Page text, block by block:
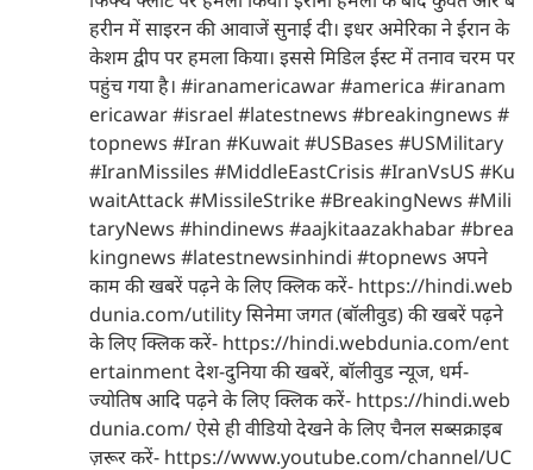
हरीन में साइरन की आवाजें सुनाई दी। इधर अमेरिका ने ईरान के
केशम द्वीप पर हमला किया। इससे मिडिल ईस्ट में तनाव चरम पर
पहुंच गया है। #iranamericawar #america #iranam
ericawar #israel #latestnews #breakingnews #
topnews #Iran #Kuwait #USBases #USMilitary
#IranMissiles #MiddleEastCrisis #IranVsUS #Ku
waitAttack #MissileStrike #BreakingNews #Mili
taryNews #hindinews #aajkitaazakhabar #brea
kingnews #latestnewsinhindi #topnews अपने
काम की खबरें पढ़ने के लिए क्लिक करें- https://hindi.web
dunia.com/utility सिनेमा जगत (बॉलीवुड) की खबरें पढ़ने
के लिए क्लिक करें- https://hindi.webdunia.com/ent
ertainment देश-दुनिया की खबरें, बॉलीवुड न्यूज, धर्म-
ज्योतिष आदि पढ़ने के लिए क्लिक करें- https://hindi.web
dunia.com/ ऐसे ही वीडियो देखने के लिए चैनल सब्सक्राइब
ज़रूर करें- https://www.youtube.com/channel/UC